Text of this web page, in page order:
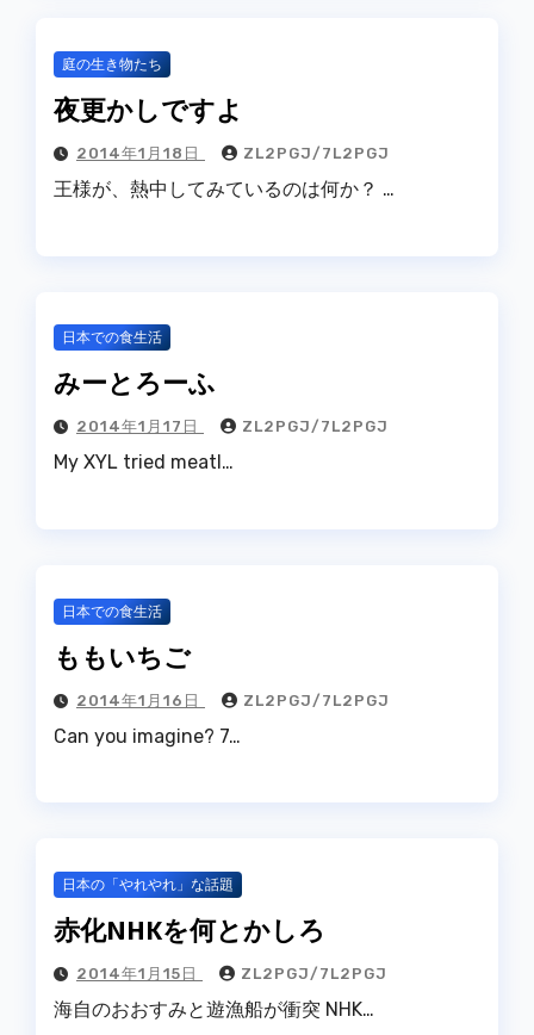
庭の生き物たち
夜更かしですよ
2014年1月18日 ZL2PGJ/7L2PGJ
王様が、熱中してみているのは何か？ …
日本での食生活
みーとろーふ
2014年1月17日 ZL2PGJ/7L2PGJ
My XYL tried meatl…
日本での食生活
ももいちご
2014年1月16日 ZL2PGJ/7L2PGJ
Can you imagine? 7…
日本の「やれやれ」な話題
赤化NHKを何とかしろ
2014年1月15日 ZL2PGJ/7L2PGJ
海自のおおすみと遊漁船が衝突 NHK…